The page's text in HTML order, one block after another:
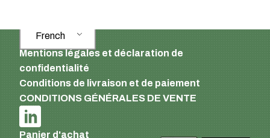
French
Mentions légales et déclaration de
confidentialité
Conditions de livraison et de paiement
CONDITIONS GÉNÉRALES DE VENTE
Panier d'achat